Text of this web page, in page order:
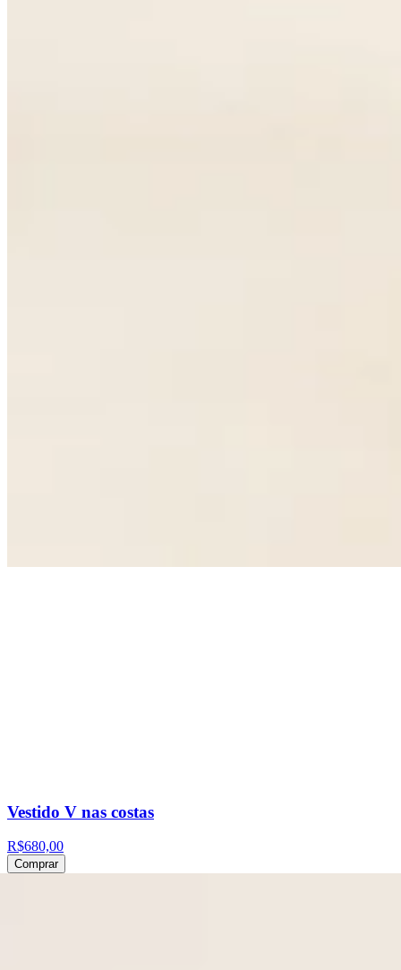
Vestido V nas costas
R$680,00
Comprar